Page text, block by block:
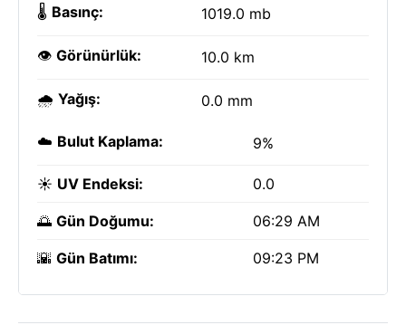
🌡️ Basınç: 1019.0 mb
👁️ Görünürlük: 10.0 km
🌧️ Yağış: 0.0 mm
☁️ Bulut Kaplama: 9%
☀️ UV Endeksi: 0.0
🌅 Gün Doğumu: 06:29 AM
🌇 Gün Batımı: 09:23 PM